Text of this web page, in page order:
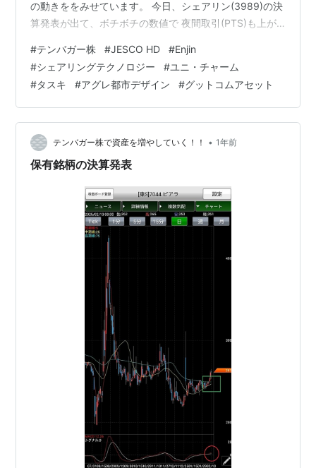
の動きををみせています。 今日、シェアリン(3989)の決
算発表が出て、ボチボチの数値で 夜間取引(PTS)も上が
うところですが、、。 シェアリングテクノロジーの日足
チャートです。 冒頭の文のように、今日、決算発表が出
てまずまずだったので PTSも1030円辺りを付けていて、
来週辺りに利確するか ちょっと、チャートを見て、判断
します。 続いて、Enjinの日足チャートです。Enjinも決
算…
#テンバガー株 #JESCO HD #Enjin
#シェアリングテクノロジー #ユニ・チャーム
#タスキ #アグレ都市デザイン #グットコムアセット
テンバガー株で資産を増やしていく！！ • 1年前
保有銘柄の決算発表